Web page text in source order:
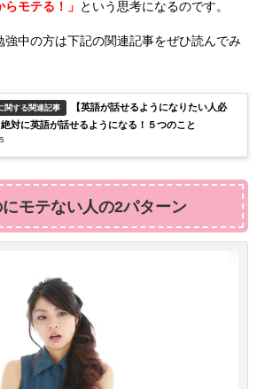
モテる！」 という思考になるのです。
中の方は下記の関連記事をぜひ読んでみ
関する関連記事
【英語が話せるようになりたい人必
絶対に英語が話せるようになる！５つのこと
モテない人の2パターン